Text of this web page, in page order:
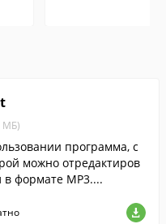
МБ)
программа, с
можно отредактиров
в формате MP3....